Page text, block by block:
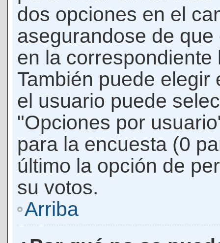
dos opciones en el
asegurandose de
en la
También puede
el usuario puede
"Opciones por
para la encuesta (0
último la opción de
su votos.
Arriba